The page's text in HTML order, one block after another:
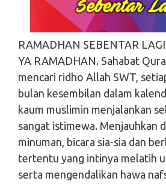
RAMADHAN SEBENTAR
YA RAMADHAN. Sahabat
mencari ridho Allah SWT,
bulan kesembilan dalam
kaum muslimin menjalankan
sangat istimewa. Menjauhkan
minuman, bicara sia-sia dan
tertentu yang intinya melatih
serta mengendalikan hawa